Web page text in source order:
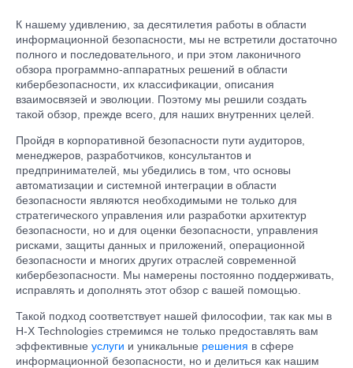
К нашему удивлению, за десятилетия работы в области
информационной безопасности, мы не встретили достаточно
полного и последовательного, и при этом лаконичного
обзора программно-аппаратных решений в области
кибербезопасности, их классификации, описания
взаимосвязей и эволюции. Поэтому мы решили создать
такой обзор, прежде всего, для наших внутренних целей.
Пройдя в корпоративной безопасности пути аудиторов,
менеджеров, разработчиков, консультантов и
предпринимателей, мы убедились в том, что основы
автоматизации и системной интеграции в области
безопасности являются необходимыми не только для
стратегического управления или разработки архитектур
безопасности, но и для оценки безопасности, управления
рисками, защиты данных и приложений, операционной
безопасности и многих других отраслей современной
кибербезопасности. Мы намерены постоянно поддерживать,
исправлять и дополнять этот обзор с вашей помощью.
Такой подход соответствует нашей философии, так как мы в
H-X Technologies стремимся не только предоставлять вам
эффективные услуги и уникальные решения в сфере
информационной безопасности, но и делиться как нашим